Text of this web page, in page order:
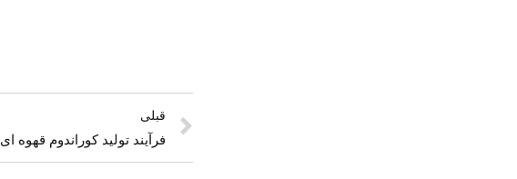
قبلی
فرآیند تولید کوراندوم قهوه ای